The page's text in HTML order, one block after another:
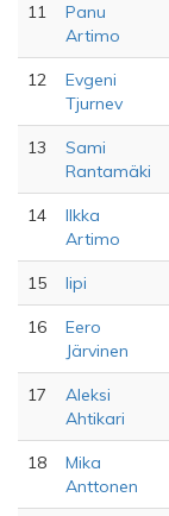
11
Panu
Artimo
12
Evgeni
Tjurnev
13
Sami
Rantamäki
14
Ilkka
Artimo
15 lipi
16
Eero
Järvinen
17
Aleksi
Ahtikari
18
Mika
Anttonen